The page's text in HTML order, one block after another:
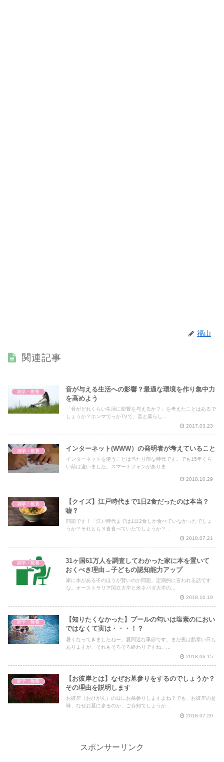
福山
関連記事
雑学・教養
音が与える生活への影響？最適な環境を作り集中力
を高めよう
「音がどれくらい生活に影響を与えるか？」を考えたことはあるで
しょうか？ホンマでっかTVで、音と暮らし...
2017.03.23
雑学・教養 インターネット(WWW）の発明者が考えていること
インターネットを使うことは当たり前な時代です。でも15年くら
い前は違いました。スマートフォンがありま...
2018.10.29
雑学・教養
【クイズ】江戸時代まで1日2食だったのは本当？
嘘？
問題です！「江戸時代までは1日2食しか食べていなかったでしょ
うか？それとも３食食べていたでしょうか？...
2018.07.21
雑学・教養
31ヶ国61万人を調査してわかった家に本を置いて
おくべき理由→子どもの認知能力アップ
家に本がある子のほうが賢いのか問題。定期的に言われる話です
な。オーストラリア国立大学と米ネバダ大学の...
2018.10.19
雑学・教養
【知りたくなかった】プールの匂いは塩素のにおい
ではなくて実は・・・！？
暑くなってきましたねー。夏間近な季節です。まだ夜は肌寒い日も
ありますが、それもそろそろ終わりですね。...
2018.06.15
雑学・教養
【お彼岸とは】なぜお墓参りをするのでしょうか？
その理由を説明します
お彼岸（おひがん）の日にお墓参りしますよね？でも、お彼岸の意
味、なぜお墓に参るのか、ご存知でしょうか...
2018.07.20
スポンサーリンク